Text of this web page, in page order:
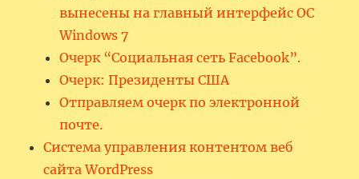
вынесены на главный интерфейс ОС
Windows 7
Очерк “Социальная сеть Facebook”.
Очерк: Президенты США
Отправляем очерк по электронной
почте.
Система управления контентом веб
сайта WordPress